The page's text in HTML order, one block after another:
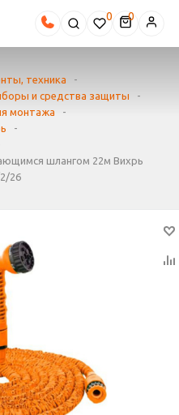
0
техника
-
и средства защиты
-
монтажа
-
-
шлангом 22м Вихрь
26